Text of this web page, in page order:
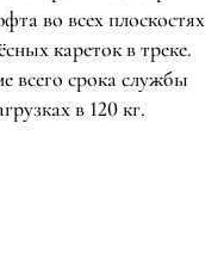
во всех плоскостях
кареток в треке.
всего срока службы
в 120 кг.